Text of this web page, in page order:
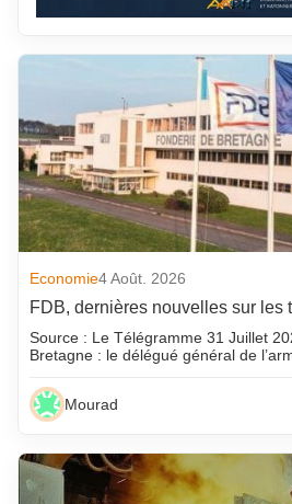
Economie4 Août. 2026
FDB, dernières nouvelles sur les
Source : Le Télégramme 31 Juillet
Bretagne : le délégué général de
Mourad